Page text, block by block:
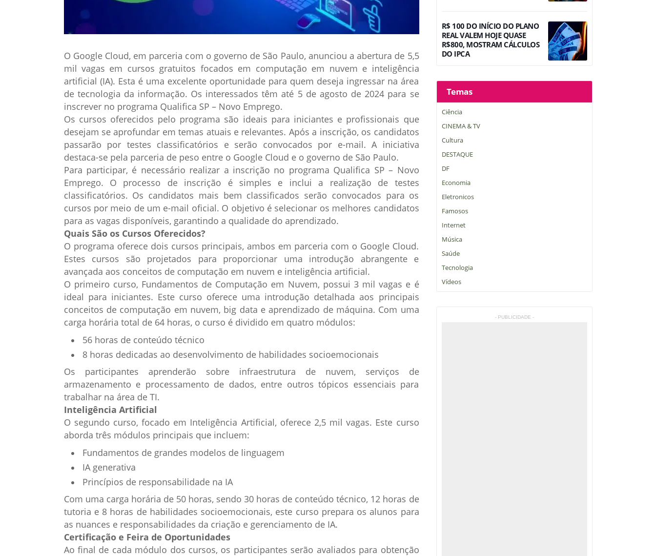
O Google Cloud, em parceria com o governo de São Paulo, anunciou a abertura de 5,5
mil vagas em cursos gratuitos focados em computação em nuvem e inteligência
artificial (IA). Esta é uma excelente oportunidade para quem deseja ingressar na área
de tecnologia da informação. Os interessados têm até 5 de agosto de 2024 para se
inscrever no programa Qualifica SP – Novo Emprego.
Os cursos oferecidos pelo programa são ideais para iniciantes e profissionais que
desejam se aprofundar em temas atuais e relevantes. Após a inscrição, os candidatos
passarão por testes classificatórios e serão convocados por e-mail. A iniciativa
destaca-se pela parceria de peso entre o Google Cloud e o governo de São Paulo.
Para participar, é necessário realizar a inscrição no programa Qualifica SP – Novo
Emprego. O processo de inscrição é simples e inclui a realização de testes
classificatórios. Os candidatos mais bem classificados serão convocados para os
cursos por meio de um e-mail oficial. O objetivo é selecionar os melhores candidatos
para as vagas disponíveis, garantindo a qualidade do aprendizado.
Quais São os Cursos Oferecidos?
O programa oferece dois cursos principais, ambos em parceria com o Google Cloud.
Estes cursos são projetados para proporcionar uma introdução abrangente e
avançada aos conceitos de computação em nuvem e inteligência artificial.
O primeiro curso, Fundamentos de Computação em Nuvem, possui 3 mil vagas e é
ideal para iniciantes. Este curso oferece uma introdução detalhada aos principais
conceitos de computação em nuvem, big data e aprendizado de máquina. Com uma
carga horária total de 64 horas, o curso é dividido em quatro módulos:
56 horas de conteúdo técnico
8 horas dedicadas ao desenvolvimento de habilidades socioemocionais
Os participantes aprenderão sobre infraestrutura de nuvem, serviços de
armazenamento e processamento de dados, entre outros tópicos essenciais para
trabalhar na área de TI.
Inteligência Artificial
O segundo curso, focado em Inteligência Artificial, oferece 2,5 mil vagas. Este curso
aborda três módulos principais que incluem:
Fundamentos de grandes modelos de linguagem
IA generativa
Princípios de responsabilidade na IA
Com uma carga horária de 50 horas, sendo 30 horas de conteúdo técnico, 12 horas de
tutoria e 8 horas de habilidades socioemocionais, este curso prepara os alunos para
as nuances e responsabilidades da criação e gerenciamento de IA.
Certificação e Feira de Oportunidades
Ao final de cada módulo dos cursos, os participantes serão avaliados para obtenção
R$ 100 DO INÍCIO DO PLANO
REAL VALEM HOJE QUASE
R$800, MOSTRAM CÁLCULOS
DO IPCA
Temas
Ciência
CINEMA & TV
Cultura
DESTAQUE
DF
Economia
Eletronicos
Famosos
Internet
Música
Saúde
Tecnologia
Vídeos
- PUBLICIDADE -